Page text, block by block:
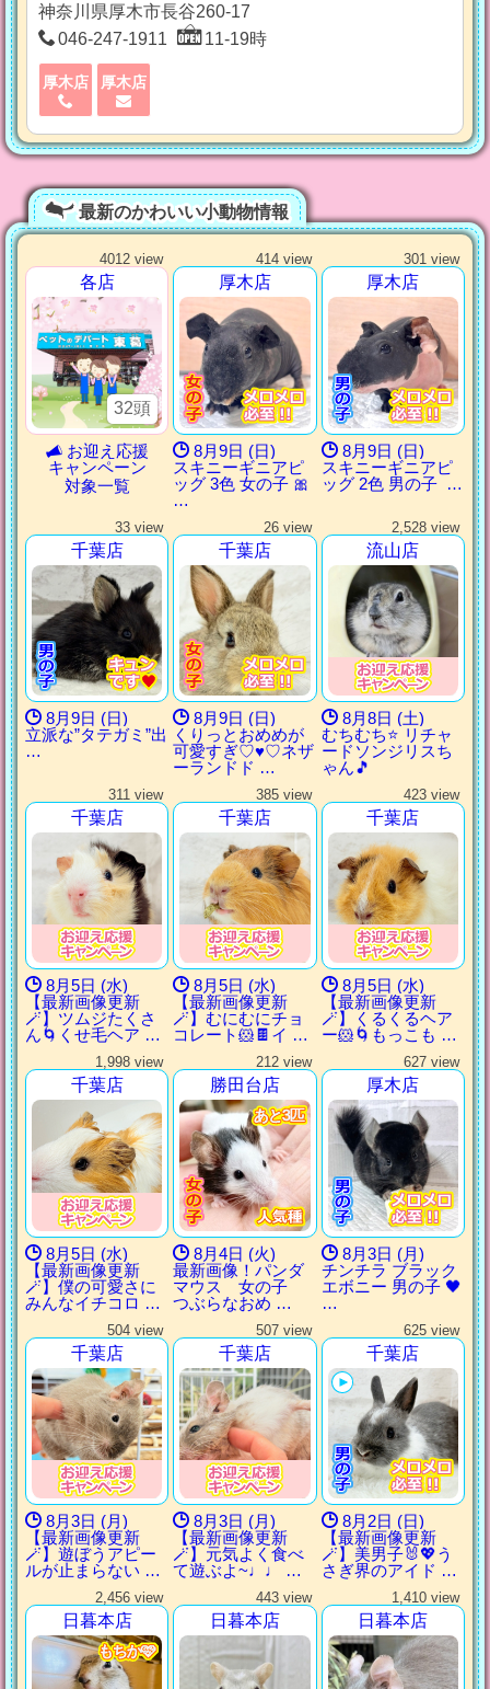
神奈川県厚木市長谷260-17
046-247-1911
11-19時
厚木店 厚木店
最新のかわいい小動物情報
4012 view
各店
32頭
お迎え応援
キャンペーン
対象一覧
414 view
厚木店
8月9日 (日)
スキニーギニアピ
ッグ 3色 女の子 🎀
…
301 view
厚木店
8月9日 (日)
スキニーギニアピ
ッグ 2色 男の子 ‪ …
33 view
千葉店
8月9日 (日)
立派な”タテガミ”出
…
26 view
千葉店
8月9日 (日)
くりっとおめめが
可愛すぎ♡♥♡ネザ
ーランドド …
2,528 view
流山店
8月8日 (土)
むちむち⭐️ リチャ
ードソンジリスち
ゃん🎵
311 view
千葉店
8月5日 (水)
【最新画像更新
🪄】ツムジたくさ
ん🌀くせ毛ヘア …
385 view
千葉店
8月5日 (水)
【最新画像更新
🪄】むにむにチョ
コレート🐹🍫イ …
423 view
千葉店
8月5日 (水)
【最新画像更新
🪄】くるくるヘア
ー🐹🌀もっこも …
1,998 view
千葉店
8月5日 (水)
【最新画像更新
🪄】僕の可愛さに
みんなイチコロ …
212 view
勝田台店
あと3匹
あと3匹
あと3匹
あと3匹
8月4日 (火)
最新画像！パンダ
マウス 女の子
つぶらなおめ …
627 view
厚木店
8月3日 (月)
チンチラ ブラック
エボニー 男の子 🖤
…
504 view
千葉店
8月3日 (月)
【最新画像更新
🪄】遊ぼうアピー
ルが止まらない …
507 view
千葉店
8月3日 (月)
【最新画像更新
🪄】元気よく食べ
て遊ぶよ~♩♩ …
625 view
千葉店
8月2日 (日)
【最新画像更新
🪄】美男子🐰💖う
さぎ界のアイド …
2,456 view
日暮本店
もちか🩷
もちか🩷
もちか🩷
もちか🩷
443 view
日暮本店
1,410 view
日暮本店